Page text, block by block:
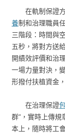
在軌制保證
養制和治理職員
三階段：時間與
五秒，將對方送
開績效評價和治
一場力量對決，
形撥付扶植資金
在治理保證
群”，實時上傳
本上，隨時將工